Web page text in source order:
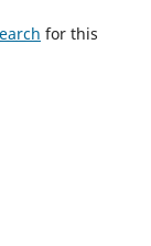
for this